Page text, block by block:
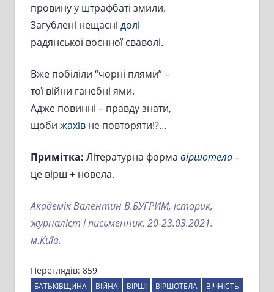
провину у штрафбаті змили.
Загублені нещасні долі
радянської воєнної сваволі.
Вже побіліли “чорні плями” –
тої війни ганебні ями.
Адже повинні – правду знати,
щоби жахівне повторяти!?…
Примітка: Літературна форма віршотела–
це вірш + новела.
Академік Валентин В.БУГРИМ, історик,
журналіст і письменник. 20-23.03.2021.
м.Київ.
Переглядів: 859
БАТЬКІВЩИНА ВІЙНА ВІРШІ ВІРШОТЕЛА
ВІЧНІСТЬ